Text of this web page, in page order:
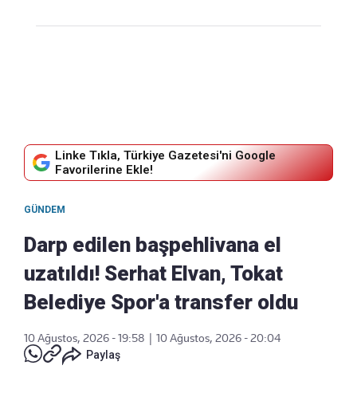
Linke Tıkla, Türkiye Gazetesi'ni Google
Favorilerine Ekle!
GÜNDEM
Darp edilen başpehlivana el
uzatıldı! Serhat Elvan, Tokat
Belediye Spor'a transfer oldu
10 Ağustos, 2026 - 19:58
10 Ağustos, 2026 - 20:04
Paylaş